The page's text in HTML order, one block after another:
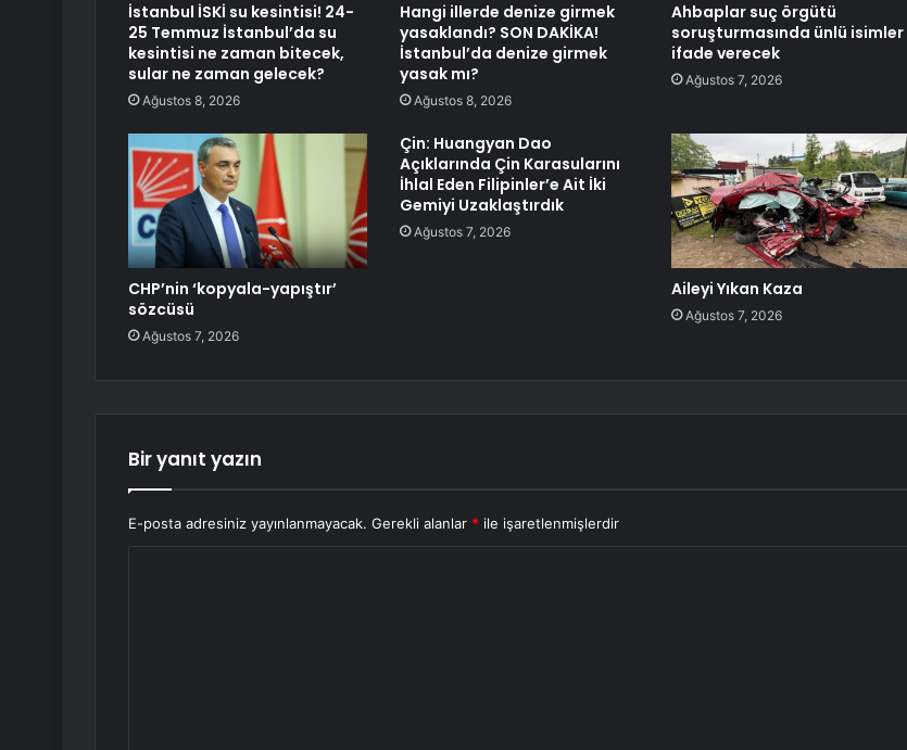
İstanbul İSKİ su kesintisi! 24-
25 Temmuz İstanbul’da su
kesintisi ne zaman bitecek,
sular ne zaman gelecek?
Ağustos 8, 2026
Hangi illerde denize girmek
yasaklandı? SON DAKİKA!
İstanbul’da denize girmek
yasak mı?
Ağustos 8, 2026
Ahbaplar suç örgütü
soruşturmasında ünlü isimler
ifade verecek
Ağustos 7, 2026
CHP’nin ‘kopyala-yapıştır’
sözcüsü
Ağustos 7, 2026
Çin: Huangyan Dao
Açıklarında Çin Karasularını
İhlal Eden Filipinler’e Ait İki
Gemiyi Uzaklaştırdık
Ağustos 7, 2026
Aileyi Yıkan Kaza
Ağustos 7, 2026
Bir yanıt yazın
E-posta adresiniz yayınlanmayacak. Gerekli alanlar * ile işaretlenmişlerdir